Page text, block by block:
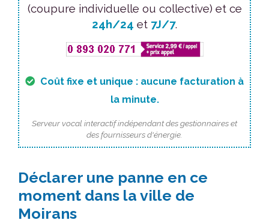
(coupure individuelle ou collective) et ce
24h/24 et 7J/7.
Coût fixe et unique : aucune facturation à
la minute.
Serveur vocal interactif indépendant des gestionnaires et
des fournisseurs d'énergie.
Déclarer une panne en ce
moment dans la ville de
Moirans